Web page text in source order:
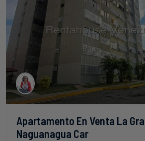
Apartamento En Venta La
Naguanagua Car